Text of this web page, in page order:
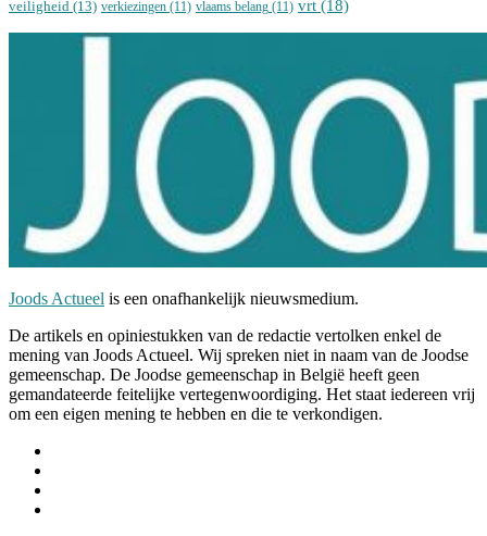
veiligheid (13) verkiezingen (11) vlaams belang (11) vrt (18)
Joods Actueel is een onafhankelijk nieuwsmedium.
De artikels en opiniestukken van de redactie vertolken enkel de
mening van Joods Actueel. Wij spreken niet in naam van de Joodse
gemeenschap. De Joodse gemeenschap in België heeft geen
gemandateerde feitelijke vertegenwoordiging. Het staat iedereen vrij
om een eigen mening te hebben en die te verkondigen.